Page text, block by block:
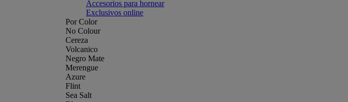
Accesorios para hornear
Exclusivos online
Por Color
No Colour
Cereza
Volcanico
Negro Mate
Merengue
Azure
Flint
Sea Salt